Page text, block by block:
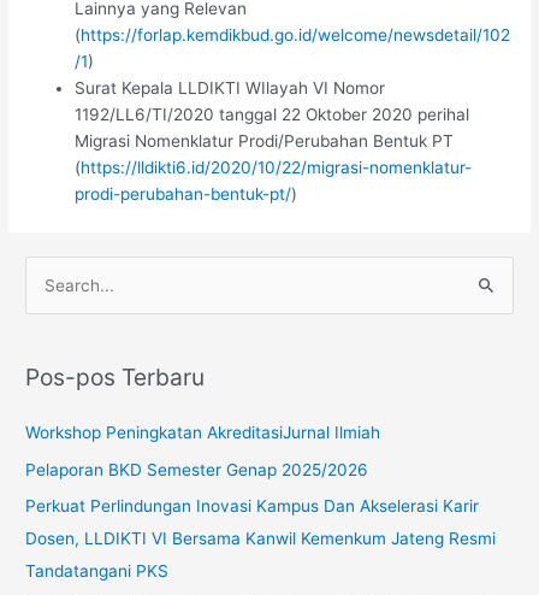
Lainnya yang Relevan
(https://forlap.kemdikbud.go.id/welcome/newsdetail/102
/1)
Surat Kepala LLDIKTI WIlayah VI Nomor
1192/LL6/TI/2020 tanggal 22 Oktober 2020 perihal
Migrasi Nomenklatur Prodi/Perubahan Bentuk PT
(https://lldikti6.id/2020/10/22/migrasi-nomenklatur-
prodi-perubahan-bentuk-pt/)
i
u
k
:
Pos-pos Terbaru
Workshop Peningkatan AkreditasiJurnal Ilmiah
Pelaporan BKD Semester Genap 2025/2026
Perkuat Perlindungan Inovasi Kampus Dan Akselerasi Karir
Dosen, LLDIKTI VI Bersama Kanwil Kemenkum Jateng Resmi
Tandatangani PKS